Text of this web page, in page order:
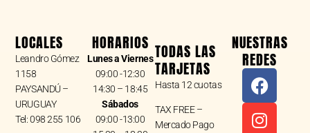
LOCALES
Leandro Gómez
1158
PAYSANDÚ –
URUGUAY
Tel: 098 255 106
HORARIOS
Lunes a Viernes
09:00 -12:30
14:30 – 18:45
Sábados
09:00 -13:00
TODAS LAS
TARJETAS
Hasta 12 cuotas
TAX FREE –
Mercado Pago
NUESTRAS
REDES
F
a
c
e
I
n
s
t
W
h
a
t